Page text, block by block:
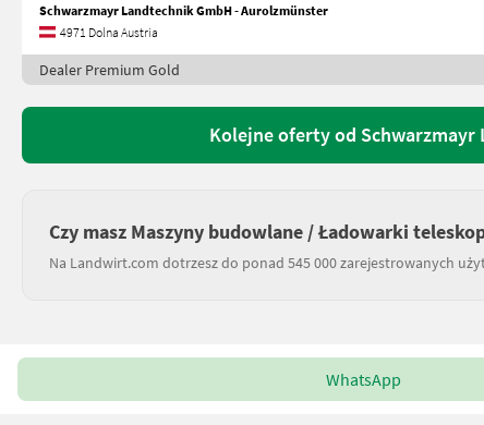
Schwarzmayr Landtechnik GmbH - Aurolzmünster
4971 Dolna Austria
Dealer Premium Gold
Kolejne oferty od
Czy masz Maszyny budowlane / Ładowarki
Na Landwirt.com dotrzesz do ponad 545 000 zarejestrowanych
WhatsApp